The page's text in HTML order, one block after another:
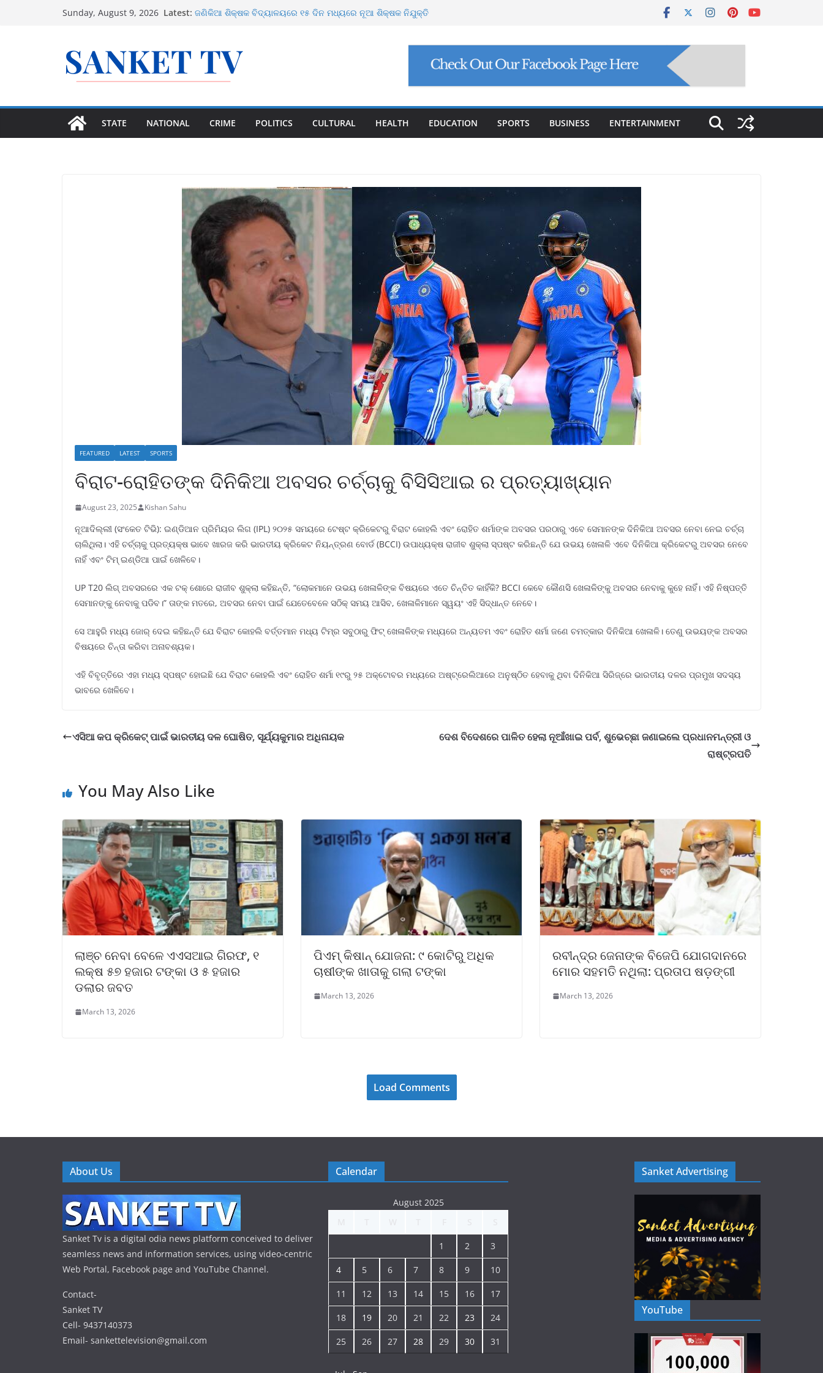
Sunday, August 9, 2026 Latest: ଉତ୍ତର ଓଡ଼ିଶାରେ ସମ୍ଭାବ୍ୟ ବନ୍ୟା ମୁକାବିଲା ପାଇଁ ସରକାର ପ୍ରସ୍ତୁତ
ଜଣିକିଆ ଶିକ୍ଷକ ବିଦ୍ୟାଳୟରେ ୧୫ ଦିନ ମଧ୍ୟରେ ନୂଆ ଶିକ୍ଷକ ନିଯୁକ୍ତି
ଜାତୀୟ ରାଜପଥର ବୁଲା ଗୋରୁଙ୍କ ପାଇଁ ଗୋଶାଳା ନିର୍ମାଣ କରିବ ଓଡ଼ିଶା
ସରକାର
୫ ବର୍ଷୀୟା ବିରଳ କଳା ବାଘୁଣୀ ଶିମିଳିପାଳରେ ମୃତ
୧୪ ଅଗଷ୍ଟରେ ବଙ୍ଗୋପସାଗରରେ ଆଉ ଏକ ଲଘୁଚାପ ସମ୍ଭାବନା
STATE NATIONAL CRIME POLITICS CULTURAL HEALTH EDUCATION SPORTS BUSINESS ENTERTAINMENT
FEATURED LATEST SPORTS
ବିରାଟ-ରୋହିତଙ୍କ ଦିନିକିଆ ଅବସର ଚର୍ଚ୍ଚାକୁ ବିସିସିଆଇ ର ପ୍ରତ୍ୟାଖ୍ୟାନ
August 23, 2025 Kishan Sahu
ନୂଆଦିଲ୍ଲୀ (ସଂକେତ ଟିଭି): ଇଣ୍ଡିଆନ ପ୍ରିମିୟର ଲିଗ (IPL) ୨୦୨୫ ସମୟରେ ଟେଷ୍ଟ କ୍ରିକେଟରୁ ବିରାଟ କୋହଲି ଏବଂ ରୋହିତ ଶର୍ମାଙ୍କ ଅବସର ପରଠାରୁ ଏବେ ସେମାନଙ୍କ ଦିନିକିଆ ଅବସର ନେବା ନେଇ ଚର୍ଚ୍ଚା
ଚାଲିଥିଲା। ଏହି ଚର୍ଚ୍ଚାକୁ ପ୍ରତ୍ୟକ୍ଷ ଭାବେ ଖାରଜ କରି ଭାରତୀୟ କ୍ରିକେଟ ନିୟନ୍ତ୍ରଣ ବୋର୍ଡ (BCCI) ଉପାଧ୍ୟକ୍ଷ ରାଜୀବ ଶୁକ୍ଲା ସ୍ପଷ୍ଟ କରିଛନ୍ତି ଯେ ଉଭୟ ଖେଳାଳି ଏବେ ଦିନିକିଆ କ୍ରିକେଟରୁ ଅବସର ନେବେ
ନାହିଁ ଏବଂ ଟିମ୍ ଇଣ୍ଡିଆ ପାଇଁ ଖେଳିବେ।
UP T20 ଲିଗ୍ ଅବସରରେ ଏକ ଟକ୍ ଶୋରେ ରାଜୀବ ଶୁକ୍ଲା କହିଛନ୍ତି, “ଲୋକମାନେ ଉଭୟ ଖେଳାଳିଙ୍କ ବିଷୟରେ ଏତେ ଚିନ୍ତିତ କାହିଁକି? BCCI କେବେ କୌଣସି ଖେଳାଳିଙ୍କୁ ଅବସର ନେବାକୁ କୁହେ ନାହିଁ। ଏହି ନିଷ୍ପତ୍ତି
ସେମାନଙ୍କୁ ନେବାକୁ ପଡିବ।” ତାଙ୍କ ମତରେ, ଅବସର ନେବା ପାଇଁ ଯେତେବେଳେ ସଠିକ୍ ସମୟ ଆସିବ, ଖେଳାଳିମାନେ ସ୍ୱୟଂ ଏହି ସିଦ୍ଧାନ୍ତ ନେବେ।
ସେ ଆହୁରି ମଧ୍ୟ ଜୋର୍ ଦେଇ କହିଛନ୍ତି ଯେ ବିରାଟ କୋହଲି ବର୍ତ୍ତମାନ ମଧ୍ୟ ଟିମ୍ର ସବୁଠାରୁ ଫିଟ୍ ଖେଳାଳିଙ୍କ ମଧ୍ୟରେ ଅନ୍ୟତମ ଏବଂ ରୋହିତ ଶର୍ମା ଜଣେ ଚମତ୍କାର ଦିନିକିଆ ଖେଳାଳି। ତେଣୁ ଉଭୟଙ୍କ ଅବସର
ବିଷୟରେ ଚିନ୍ତା କରିବା ଅନାବଶ୍ୟକ।
ଏହି ବିବୃତ୍ତିରେ ଏହା ମଧ୍ୟ ସ୍ପଷ୍ଟ ହୋଇଛି ଯେ ବିରାଟ କୋହଲି ଏବଂ ରୋହିତ ଶର୍ମା ୧୯ରୁ ୨୫ ଅକ୍ଟୋବର ମଧ୍ୟରେ ଅଷ୍ଟ୍ରେଲିଆରେ ଅନୁଷ୍ଠିତ ହେବାକୁ ଥିବା ଦିନିକିଆ ସିରିଜ୍ରେ ଭାରତୀୟ ଦଳର ପ୍ରମୁଖ ସଦସ୍ୟ
ଭାବରେ ଖେଳିବେ।
ଏସିଆ କପ କ୍ରିକେଟ୍ ପାଇଁ ଭାରତୀୟ ଦଳ ଘୋଷିତ, ସୂର୍ଯ୍ୟକୁମାର ଅଧିନାୟକ
ଦେଶ ବିଦେଶରେ ପାଳିତ ହେଲା ନୂଆଁଖାଇ ପର୍ବ, ଶୁଭେଚ୍ଛା ଜଣାଇଲେ ପ୍ରଧାନମନ୍ତ୍ରୀ ଓ
ରାଷ୍ଟ୍ରପତି
You May Also Like
ଲାଞ୍ଚ ନେବା ବେଳେ ଏଏସଆଇ ଗିରଫ, ୧
ଲକ୍ଷ ୫୭ ହଜାର ଟଙ୍କା ଓ ୫ ହଜାର
ଡଲାର ଜବତ
March 13, 2026
ପିଏମ୍ କିଷାନ୍ ଯୋଜନା: ୯ କୋଟିରୁ ଅଧିକ
ଚାଷୀଙ୍କ ଖାତାକୁ ଗଲା ଟଙ୍କା
March 13, 2026
ରବୀନ୍ଦ୍ର ଜେନାଙ୍କ ବିଜେପି ଯୋଗଦାନରେ
ମୋର ସହମତି ନଥିଲା: ପ୍ରତାପ ଷଡ଼ଙ୍ଗୀ
March 13, 2026
Load Comments
About Us
Sanket Tv is a digital odia news platform conceived to deliver
seamless news and information services, using video-centric
Web Portal, Facebook page and YouTube Channel.
Contact-
Sanket TV
Cell- 9437140373
Email- sankettelevision@gmail.com
Calendar
August 2025
1 2 3
4 5 6 7 8 9 10
11 12 13 14 15 16 17
18 19 20 21 22 23 24
25 26 27 28 29 30 31
Sanket Advertising
YouTube